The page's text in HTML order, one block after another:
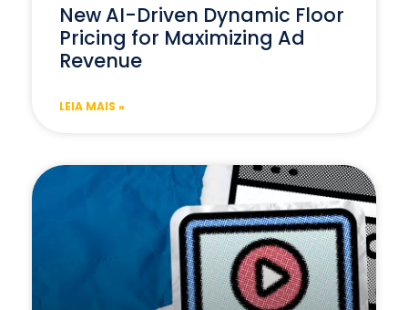
New AI-Driven Dynamic Floor
Pricing for Maximizing Ad
Revenue
LEIA MAIS »